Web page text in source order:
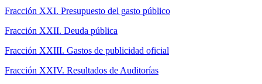
Fracción XXI. Presupuesto del gasto público
Fracción XXII. Deuda pública
Fracción XXIII. Gastos de publicidad oficial
Fracción XXIV. Resultados de Auditorías